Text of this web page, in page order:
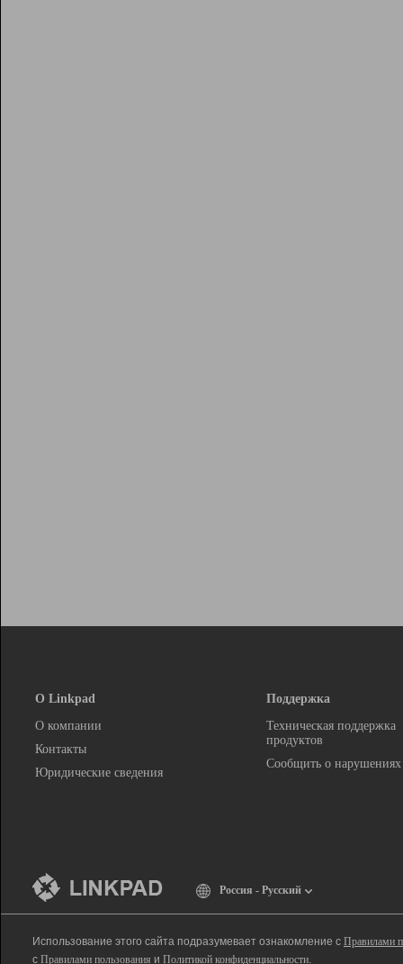
О Linkpad
О компании
Контакты
Юридические сведения
Поддержка
Техническая поддержка
продуктов
Сообщить о нарушениях
Россия - Русский
Использование этого сайта подразумевает ознакомление с Правилами
с Правилами пользования и Политикой конфиденциальности.